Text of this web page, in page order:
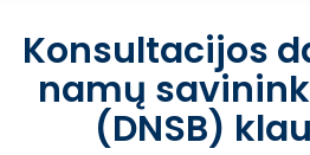
Konsultacijos
namų
(DNSB)